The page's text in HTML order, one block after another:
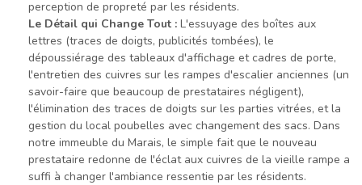
perception de propreté par les résidents.
Le Détail qui Change Tout : L'essuyage des boîtes aux
lettres (traces de doigts, publicités tombées), le
dépoussiérage des tableaux d'affichage et cadres de porte,
l'entretien des cuivres sur les rampes d'escalier anciennes (un
savoir-faire que beaucoup de prestataires négligent),
l'élimination des traces de doigts sur les parties vitrées, et la
gestion du local poubelles avec changement des sacs. Dans
notre immeuble du Marais, le simple fait que le nouveau
prestataire redonne de l'éclat aux cuivres de la vieille rampe a
suffi à changer l'ambiance ressentie par les résidents.